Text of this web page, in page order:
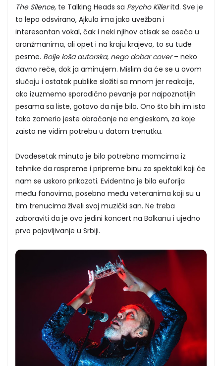
The Silence, te Talking Heads sa Psycho Killeritd. Sve je
to lepo odsvirano, Ajkula ima jako uvežban i
interesantan vokal, čak i neki njihov otisak se oseća u
aranžmanima, ali opet i na kraju krajeva, to su tuđe
pesme. Bolje loša autorska, nego dobar cover– neko
davno reče, dok ja aminujem. Mislim da će se u ovom
slučaju i ostatak publike složiti sa mnom jer reakcije,
ako izuzmemo sporadično pevanje par najpoznatijih
pesama sa liste, gotovo da nije bilo. Ono što bih im isto
tako zamerio jeste obraćanje na engleskom, za koje
zaista ne vidim potrebu u datom trenutku.
Dvadesetak minuta je bilo potrebno momcima iz
tehnike da raspreme i pripreme binu za spektakl koji će
nam se uskoro prikazati. Evidentna je bila euforija
među fanovima, posebno među veteranima koji su u
tim trenucima živeli svoj muzički san. Ne treba
zaboraviti da je ovo jedini koncert na Balkanu i ujedno
prvo pojavljivanje u Srbiji.